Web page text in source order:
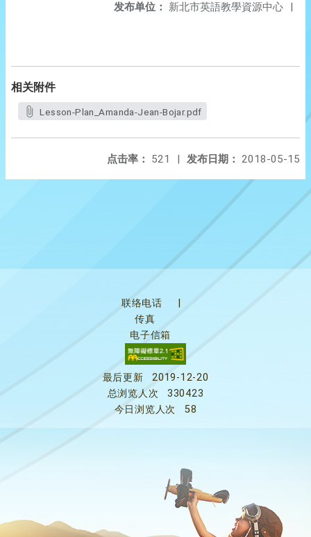
发布单位： 新北市英語教學資源中心 |
相关附件
Lesson-Plan_Amanda-Jean-Bojar.pdf
发布日期： 2018-05-15
点击率： 521 |
联络电话
传真
电子信箱
最后更新
2019-12-20
总浏览人次
330423
今日浏览人次
58